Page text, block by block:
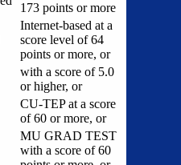
173 points or more
Internet-based at a
score level of 64
points or more, or
with a score of 5.0
or higher, or
CU-TEP at a score
of 60 or more, or
MU GRAD TEST
with a score of 60